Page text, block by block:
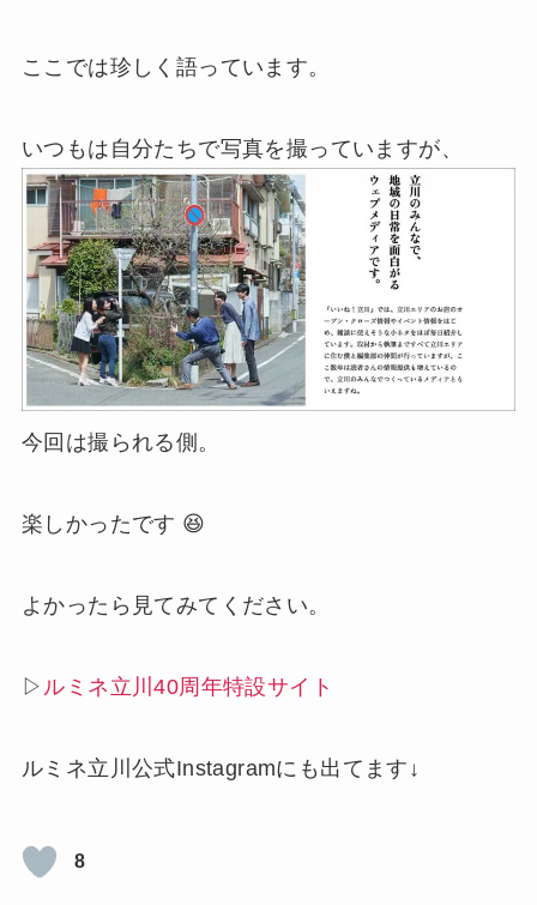
ここでは珍しく語っています。
いつもは自分たちで写真を撮っていますが、
今回は撮られる側。
楽しかったです 😆
よかったら見てみてください。
▷ ルミネ立川40周年特設サイト
ルミネ立川公式Instagramにも出てます↓
8